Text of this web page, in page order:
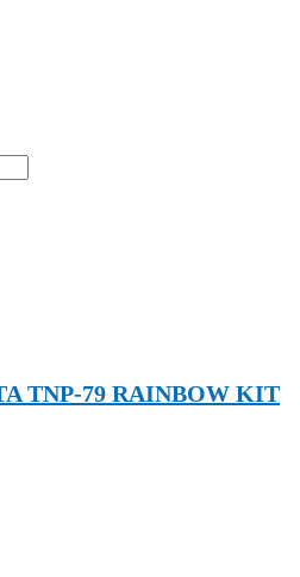
TNP-79 RAINBOW KIT